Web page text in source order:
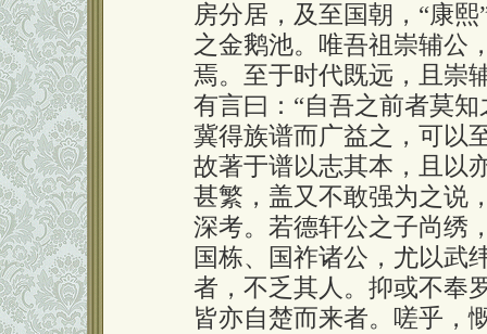
房分居，及至国朝，“康
之金鹅池。唯吾祖崇辅公
焉。至于时代既远，且崇
有言曰：“自吾之前者莫
冀得族谱而广益之，可以
故著于谱以志其本，且以
甚繁，盖又不敢强为之说
深考。若德轩公之子尚绣
国栋、国祚诸公，尤以武
者，不乏其人。抑或不奉
皆亦自楚而来者。嗟乎，